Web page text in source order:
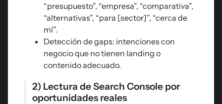
“presupuesto”, “empresa”, “comparativa”,
“alternativas”, “para [sector]”, “cerca de
mí”.
Detección de gaps: intenciones con
negocio que no tienen landing o
contenido adecuado.
2) Lectura de Search Console por
oportunidades reales